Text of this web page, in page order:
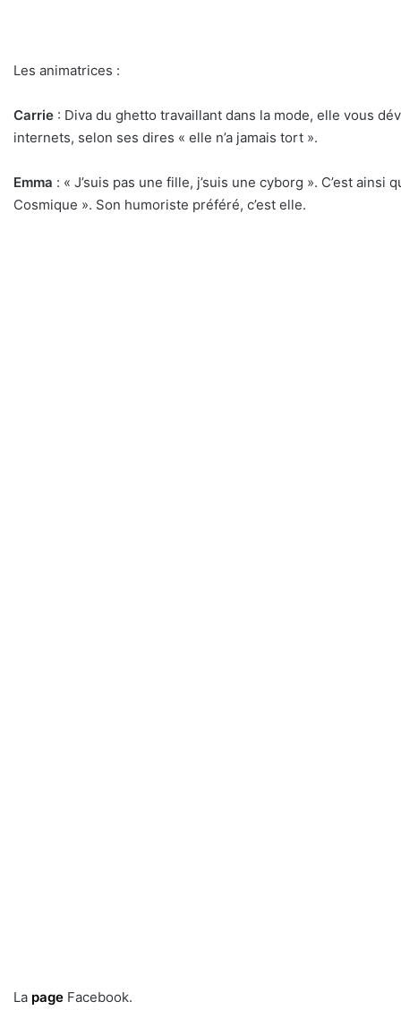
Les animatrices :
Carrie : Diva du ghetto travaillant dans la mode, elle vous
internets, selon ses dires « elle n’a jamais tort ».
Emma : « J’suis pas une fille, j’suis une cyborg ». C’est
Cosmique ». Son humoriste préféré, c’est elle.
La page Facebook.